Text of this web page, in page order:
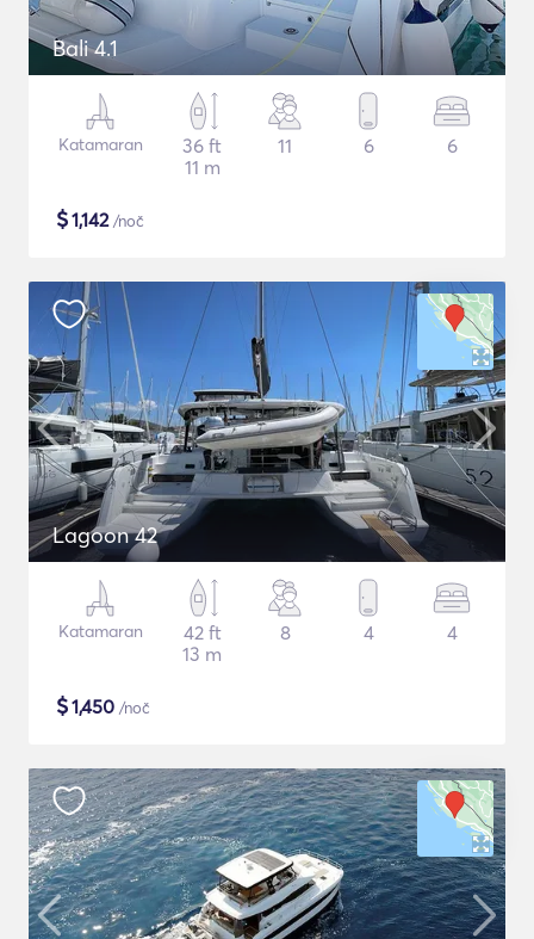
Bali 4.1
Katamaran
36 ft
11 m
11 6 6
$1,142/noč
Lagoon 42
Katamaran
42 ft
13 m
8 4 4
$1,450 /noč